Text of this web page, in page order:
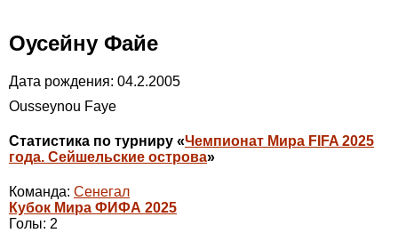
Оусейну Файе
Дата рождения: 04.2.2005
Ousseynou Faye
Статистика по турниру «Чемпионат Мира FIFA 2025
года. Сейшельские острова»
Команда: Сенегал
Кубок Мира ФИФА 2025
Голы: 2